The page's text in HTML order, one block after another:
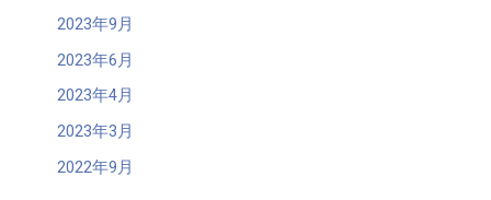
2023年9月
2023年6月
2023年4月
2023年3月
2022年9月